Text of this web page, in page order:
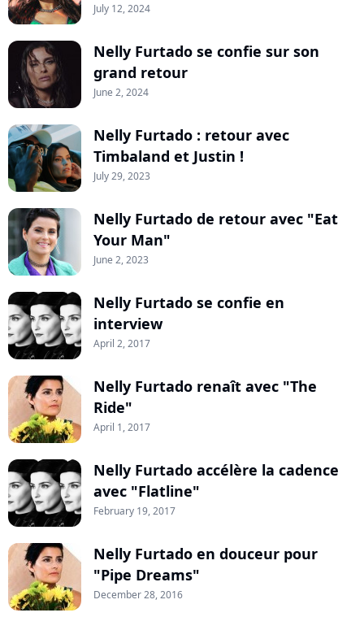
July 12, 2024
Nelly Furtado se confie sur son
grand retour
June 2, 2024
Nelly Furtado : retour avec
Timbaland et Justin !
July 29, 2023
Nelly Furtado de retour avec "Eat
Your Man"
June 2, 2023
Nelly Furtado se confie en
interview
April 2, 2017
Nelly Furtado renaît avec "The
Ride"
April 1, 2017
Nelly Furtado accélère la cadence
avec "Flatline"
February 19, 2017
Nelly Furtado en douceur pour
"Pipe Dreams"
December 28, 2016